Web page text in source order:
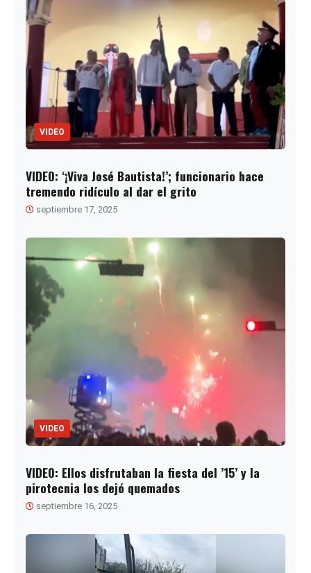
VIDEO
VIDEO: ‘¡Viva José Bautista!’; funcionario hace
tremendo ridículo al dar el grito
septiembre 17, 2025
VIDEO
VIDEO: Ellos disfrutaban la fiesta del ’15’ y la
pirotecnia los dejó quemados
septiembre 16, 2025